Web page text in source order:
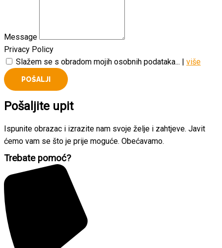
Message
Privacy Policy
Slažem se s obradom mojih osobnih podataka... | više
POŠALJI
Pošaljite upit
Ispunite obrazac i izrazite nam svoje želje i zahtjeve. Javit
ćemo vam se što je prije moguće. Obećavamo.
Trebate pomoć?